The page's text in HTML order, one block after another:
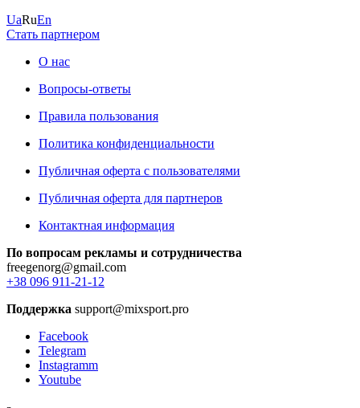
UaRuEn
Стать партнером
О нас
Вопросы-ответы
Правила пользования
Политика конфиденциальности
Публичная оферта с пользователями
Публичная оферта для партнеров
Контактная информация
По вопросам рекламы и сотрудничества
freegenorg@gmail.com
+38 096 911-21-12
Поддержка support@mixsport.pro
Facebook
Telegram
Instagramm
Youtube